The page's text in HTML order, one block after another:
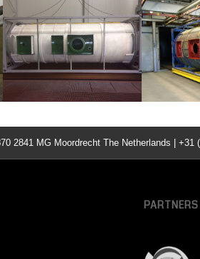
2841 MG Moordrecht The Netherlands |
PARTNERS